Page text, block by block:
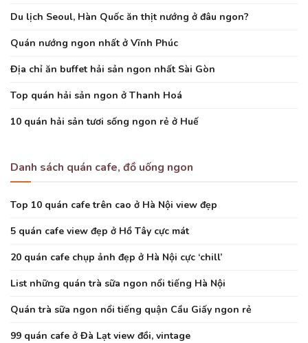
Du lịch Seoul, Hàn Quốc ăn thịt nướng ở đâu ngon?
Quán nướng ngon nhất ở Vĩnh Phúc
Địa chỉ ăn buffet hải sản ngon nhất Sài Gòn
Top quán hải sản ngon ở Thanh Hoá
10 quán hải sản tươi sống ngon rẻ ở Huế
Danh sách quán cafe, đồ uống ngon
Top 10 quán cafe trên cao ở Hà Nội view đẹp
5 quán cafe view đẹp ở Hồ Tây cực mát
20 quán cafe chụp ảnh đẹp ở Hà Nội cực ‘chill’
List những quán trà sữa ngon nổi tiếng Hà Nội
Quán trà sữa ngon nổi tiếng quận Cầu Giấy ngon rẻ
99 quán cafe ở Đà Lạt view đồi, vintage